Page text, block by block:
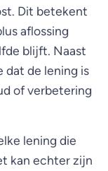
Dit betekent
aflossing
blijft. Naast
dat de lening is
of verbetering
lening die
kan echter zijn